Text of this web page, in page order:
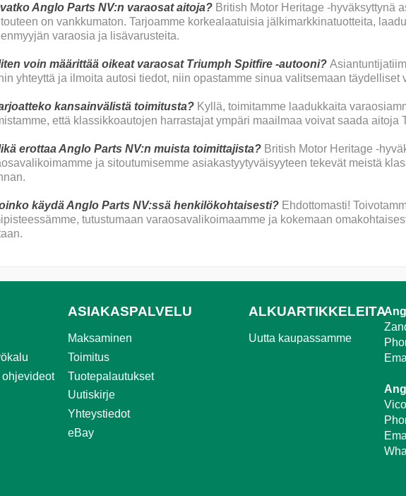
Anglo Parts NV:n varaosat aitoja? British Motor Heritage -hyväksyttynä
on vankkumaton. Tarjoamme korkealaatuisia jälkimarkkinatuotteita,
varaosia ja lisävarusteita.
voin määrittää oikeat varaosat Triumph Spitfire -autooni?
yhteyttä ja ilmoita autosi tiedot, niin opastamme sinua valitsemaan täydelliset
kansainvälistä toimitusta? Kyllä, toimitamme laadukkaita
että klassikkoautojen harrastajat ympäri maailmaa voivat saada aitoja
erottaa Anglo Parts NV:n muista toimittajista? British Motor Heritage -
ja sitoutumisemme asiakastyytyväisyyteen tekevät meistä
käydä Anglo Parts NV:ssä henkilökohtaisesti? Ehdottomasti!
tutustumaan varaosavalikoimaamme ja kokemaan
ASIAKASPALVELU
Maksaminen
Toimitus
Tuotepalautukset
Uutiskirje
Yhteystiedot
eBay
ALKUARTIKKELEITA
Uutta kaupassamme